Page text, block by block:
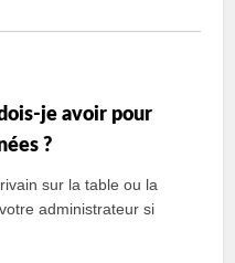
je avoir pour
?
sur la table ou la
administrateur si